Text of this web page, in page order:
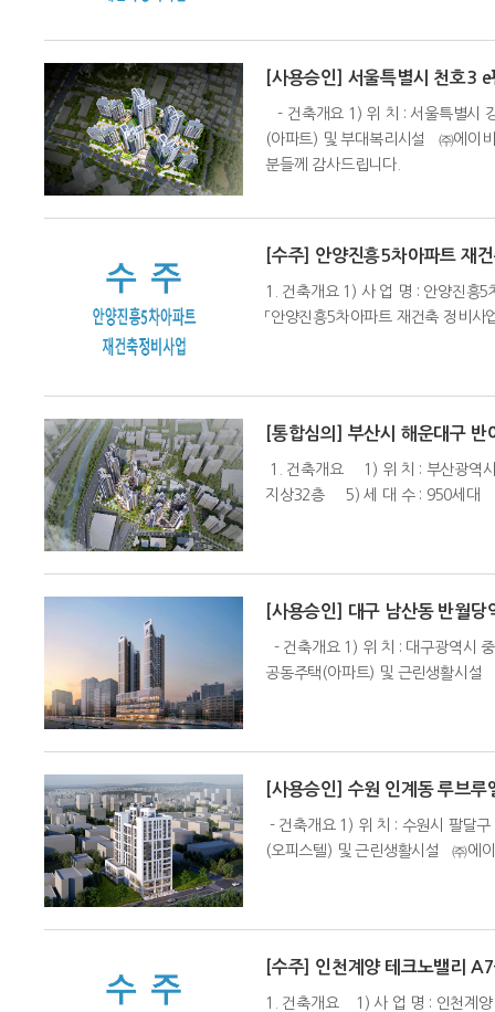
[사용승인] 서울특별시 천호3
- 건축개요 1) 위 치 : 서울특별시
(아파트) 및 부대복리시설 ㈜에이비
분들께 감사드립니다.
[수주] 안양진흥5차아파트 재
1. 건축개요 1) 사 업 명 : 안양진흥
「안양진흥5차아파트 재건축 정비
[통합심의] 부산시 해운대구 반
1. 건축개요 1) 위 치 : 부산광역
지상32층 5) 세 대 수 : 950세대
[사용승인] 대구 남산동 반월당
- 건축개요 1) 위 치 : 대구광역시
공동주택(아파트) 및 근린생활시설
[사용승인] 수원 인계동 루브루
- 건축개요 1) 위 치 : 수원시 팔달
(오피스텔) 및 근린생활시설 ㈜에
[수주] 인천계양 테크노밸리
1. 건축개요 1) 사 업 명 : 인천계